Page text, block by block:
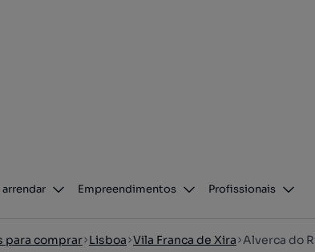
arrendar Empreendimentos Profissionais
para comprar Lisboa Vila Franca de Xira Alverca do